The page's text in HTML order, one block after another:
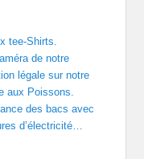
tee-Shirts.
de notre
légale sur notre
aux Poissons.
des bacs avec
d’électricité…